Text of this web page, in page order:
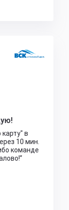
в
10 мин.
команде